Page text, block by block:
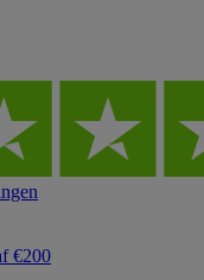
€200